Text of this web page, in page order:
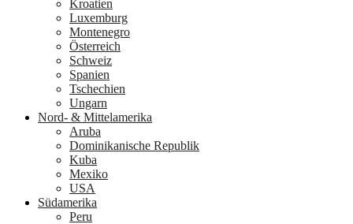
Kroatien
Luxemburg
Montenegro
Österreich
Schweiz
Spanien
Tschechien
Ungarn
Nord- & Mittelamerika
Aruba
Dominikanische Republik
Kuba
Mexiko
USA
Südamerika
Peru